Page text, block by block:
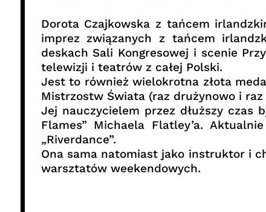
Dorota Czajkowska z tańcem
imprez związanych z tańcem
deskach Sali Kongresowej i scenie
telewizji i teatrów z całej Polski.
Jest to również wielokrotna złota
Mistrzostw Świata (raz drużynowo i raz
Jej nauczycielem przez dłuższy czas
Flames” Michaela Flatley’a.
„Riverdance”.
Ona sama natomiast jako instruktor i
warsztatów weekendowych.